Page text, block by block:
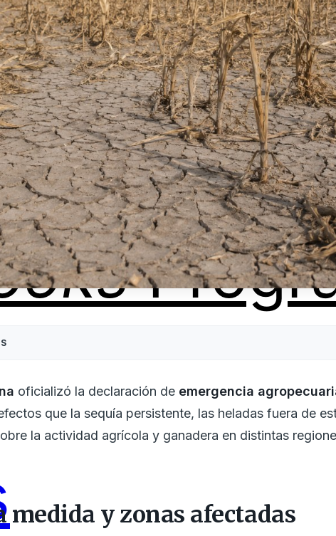
oficializó la declaración de emergencia
que la sequía persistente, las heladas fuera de
la actividad agrícola y ganadera en distintas
medida y zonas afectadas